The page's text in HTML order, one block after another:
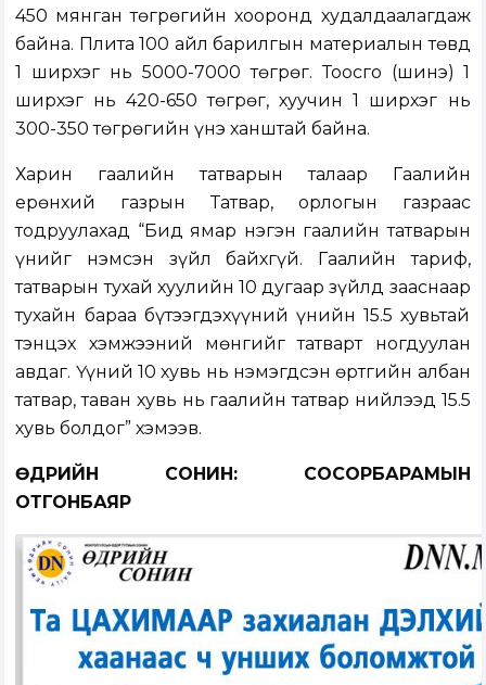
450 мянган төгрөгийн хооронд худалдаалагдаж
байна. Плита 100 айл барилгын материалын төвд
1 ширхэг нь 5000-7000 төгрөг. Тоосго (шинэ) 1
ширхэг нь 420-650 төгрөг, хуучин 1 ширхэг нь
300-350 төгрөгийн үнэ ханштай байна.
Харин гаалийн татварын талаар Гаалийн
ерөнхий газрын Татвар, орлогын газраас
тодруулахад “Бид ямар нэгэн гаалийн татварын
үнийг нэмсэн зүйл байхгүй. Гаалийн тариф,
татварын тухай хуулийн 10 дугаар зүйлд зааснаар
тухайн бараа бүтээгдэхүүний үнийн 15.5 хувьтай
тэнцэх хэмжээний мөнгийг татварт ногдуулан
авдаг. Үүний 10 хувь нь нэмэгдсэн өртгийн албан
татвар, таван хувь нь гаалийн татвар нийлээд 15.5
хувь болдог” хэмээв.
ӨДРИЙН СОНИН : СОСОРБАРАМЫН
ОТГОНБАЯР